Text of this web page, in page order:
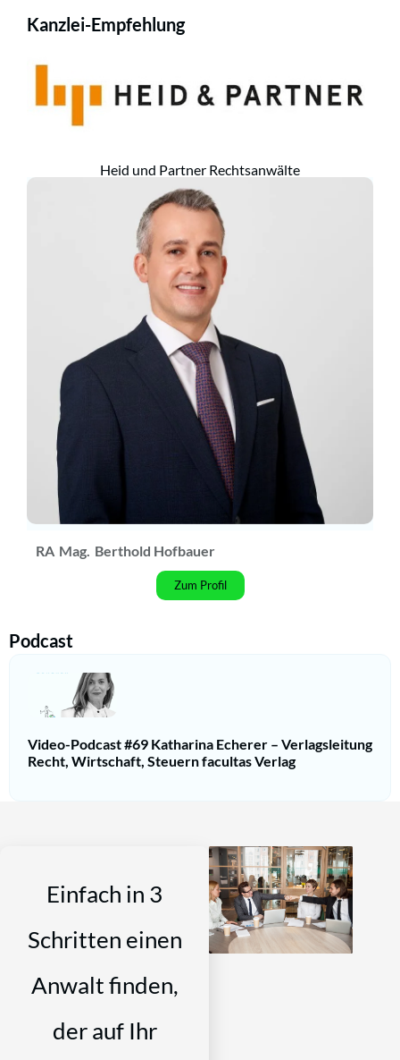
Kanzlei-Empfehlung
Heid und Partner Rechtsanwälte
RA Mag. Berthold Hofbauer
Zum Profil
Podcast
Video-Podcast #69 Katharina Echerer – Verlagsleitung
Recht, Wirtschaft, Steuern facultas Verlag
Einfach in 3
Schritten einen
Anwalt finden,
der auf Ihr